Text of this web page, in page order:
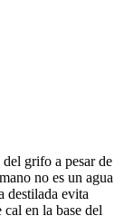
del grifo a pesar de
no es un agua
destilada evita
en la base del